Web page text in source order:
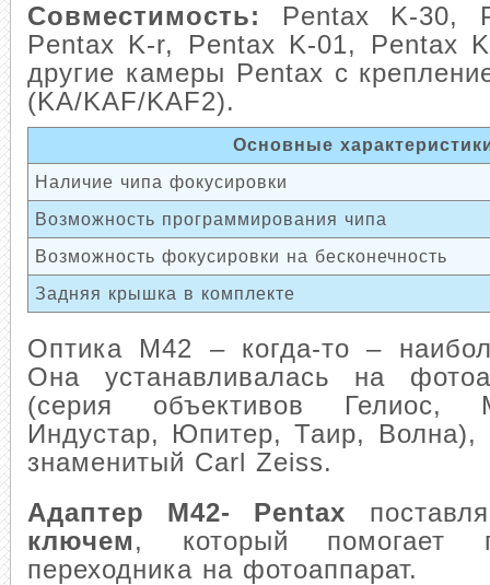
Совместимость: Pentax K-30,
Pentax K-r, Pentax K-01, Pentax
другие камеры Pentax с
(KA/KAF/KAF2).
Основные
Наличие чипа фокусировки
Возможность программирования чипа
Возможность фокусировки на бесконечность
Задняя крышка в комплекте
Оптика М42 – когда-то –
Она устанавливалась на
(серия объективов Гелиос,
Индустар, Юпитер, Таир, Волна),
знаменитый Carl Zeiss.
Адаптер M42- Pentax
ключем, который помогает
переходника на фотоаппарат.